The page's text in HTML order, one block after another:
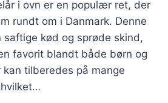
i ovn er en populær ret, der
rundt om i Danmark. Denne
kød og sprøde skind,
favorit blandt både børn og
kan tilberedes på mange